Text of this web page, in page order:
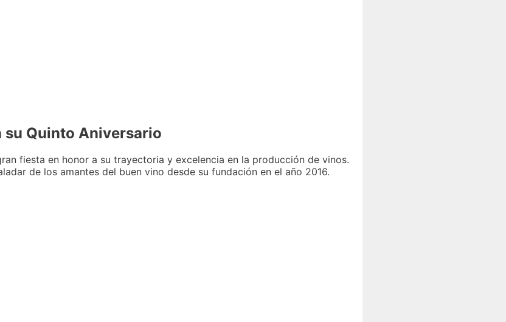
su Quinto Aniversario
fiesta en honor a su trayectoria y excelencia en la producción de vinos.
de los amantes del buen vino desde su fundación en el año 2016.